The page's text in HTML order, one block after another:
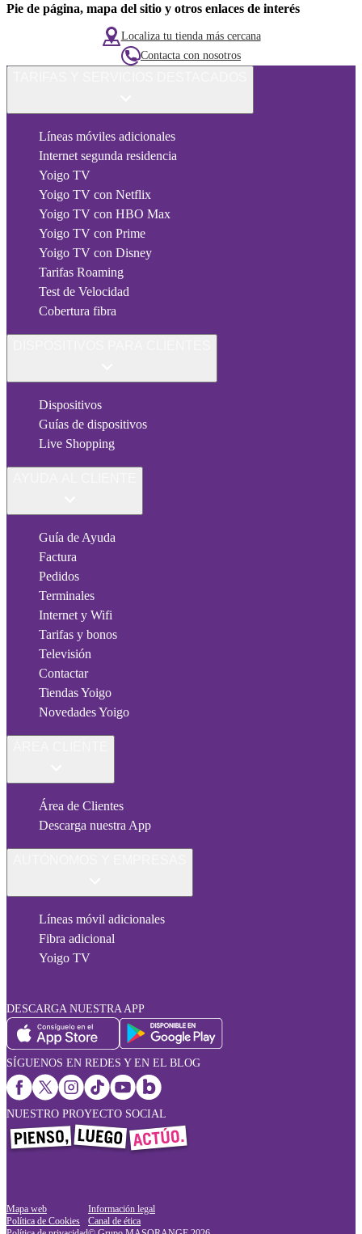
Pie de página, mapa del sitio y otros enlaces de interés
Localiza tu tienda más cercana
Contacta con nosotros
Líneas móviles adicionales
Internet segunda residencia
Yoigo TV
Yoigo TV con Netflix
Yoigo TV con HBO Max
Yoigo TV con Prime
Yoigo TV con Disney
Tarifas Roaming
Test de Velocidad
Cobertura fibra
Dispositivos
Guías de dispositivos
Live Shopping
Guía de Ayuda
Factura
Pedidos
Terminales
Internet y Wifi
Tarifas y bonos
Televisión
Contactar
Tiendas Yoigo
Novedades Yoigo
Área de Clientes
Descarga nuestra App
Líneas móvil adicionales
Fibra adicional
Yoigo TV
DESCARGA NUESTRA APP
SÍGUENOS EN REDES Y EN EL BLOG
NUESTRO PROYECTO SOCIAL
Mapa web
Política de Cookies
Información legal
Canal de ética